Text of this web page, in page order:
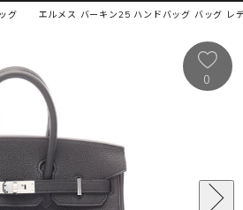
エルメス バーキン25 ハンドバッグ バッグ レ
グ
0